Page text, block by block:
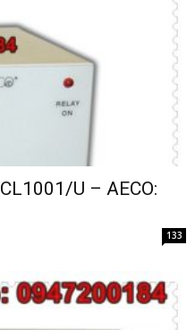
U – AECO:
133